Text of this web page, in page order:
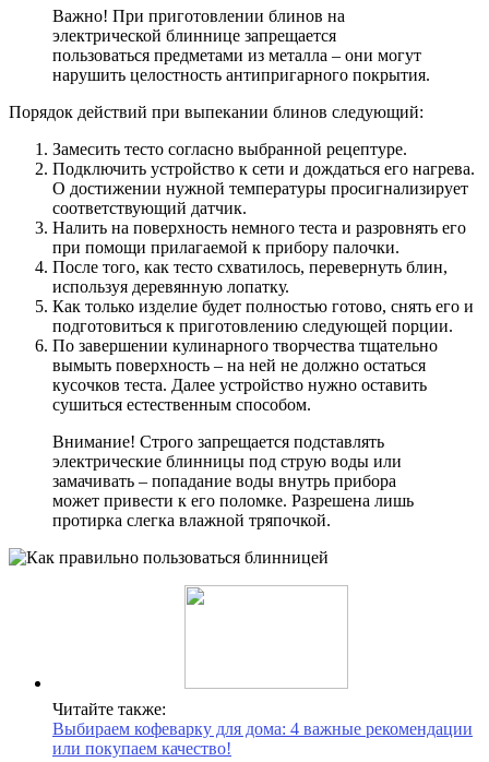
Важно! При приготовлении блинов на
электрической блиннице запрещается
пользоваться предметами из металла – они могут
нарушить целостность антипригарного покрытия.
Порядок действий при выпекании блинов следующий:
Замесить тесто согласно выбранной рецептуре.
Подключить устройство к сети и дождаться его нагрева.
О достижении нужной температуры просигнализирует
соответствующий датчик.
Налить на поверхность немного теста и разровнять его
при помощи прилагаемой к прибору палочки.
После того, как тесто схватилось, перевернуть блин,
используя деревянную лопатку.
Как только изделие будет полностью готово, снять его и
подготовиться к приготовлению следующей порции.
По завершении кулинарного творчества тщательно
вымыть поверхность – на ней не должно остаться
кусочков теста. Далее устройство нужно оставить
сушиться естественным способом.
Внимание! Строго запрещается подставлять
электрические блинницы под струю воды или
замачивать – попадание воды внутрь прибора
может привести к его поломке. Разрешена лишь
протирка слегка влажной тряпочкой.
Читайте также:
Выбираем кофеварку для дома: 4 важные рекомендации
или покупаем качество!